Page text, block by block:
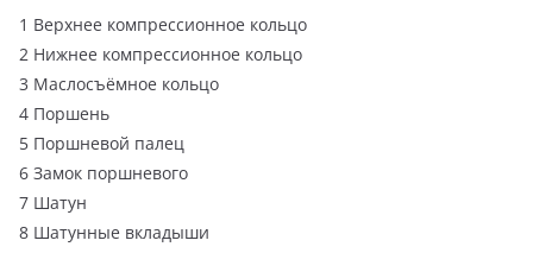
1 Верхнее компрессионное кольцо
2 Нижнее компрессионное кольцо
3 Маслосъёмное кольцо
4 Поршень
5 Поршневой палец
6 Замок поршневого
7 Шатун
8 Шатунные вкладыши